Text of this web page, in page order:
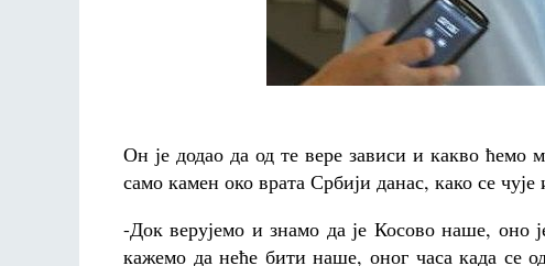
Он је додао да од те вере зависи и какво
само камен око врата Србији данас, како се чује
-Док верујемо и знамо да је Косово наше, оно
кажемо да неће бити наше, оног часа када се